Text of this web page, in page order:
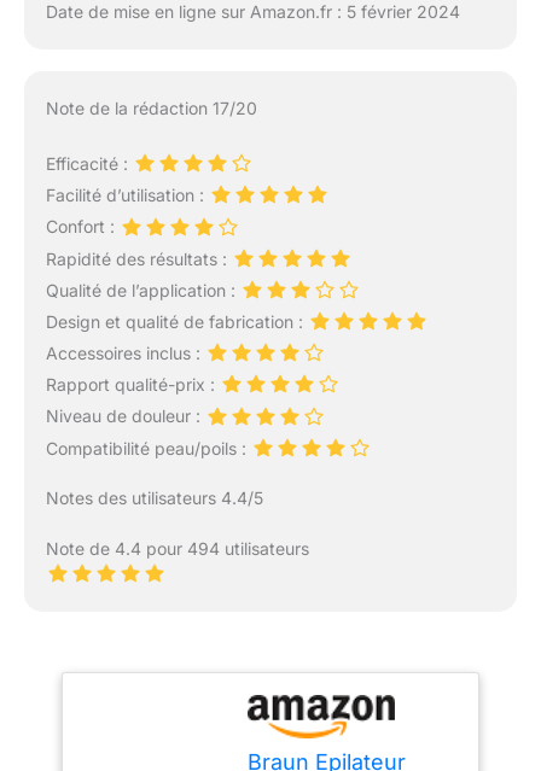
Date de mise en ligne sur Amazon.fr : 5 février 2024
Note de la rédaction 17/20
Efficacité :
Facilité d’utilisation :
Confort :
Rapidité des résultats :
Qualité de l’application :
Design et qualité de fabrication :
Accessoires inclus :
Rapport qualité-prix :
Niveau de douleur :
Compatibilité peau/poils :
Notes des utilisateurs 4.4/5
Note de 4.4 pour 494 utilisateurs
Braun Epilateur